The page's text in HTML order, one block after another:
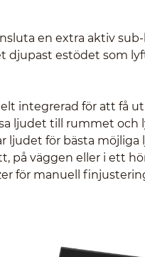
en extra aktiv
djupast estödet som
integrerad för att få
ljudet till rummet och
ljudet för bästa
på väggen eller i ett
för manuell